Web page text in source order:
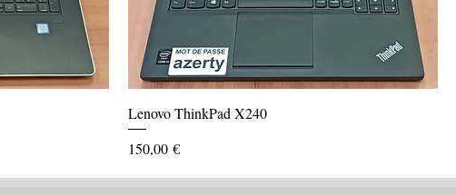
Lenovo ThinkPad X240
Prix
150,00 €